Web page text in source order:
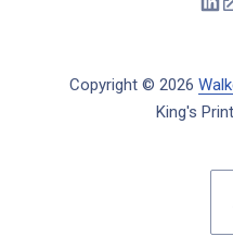
Copyright © 2026
King's